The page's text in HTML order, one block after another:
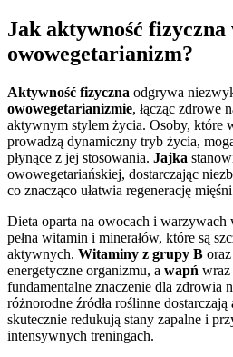
Jak aktywność fizyczna
owowegetarianizm?
Aktywność fizyczna odgrywa
owowegetarianizmie, łącząc zdrowe
aktywnym stylem życia. Osoby, które
prowadzą dynamiczny tryb życia,
płynące z jej stosowania. Jajka
owowegetariańskiej, dostarczając
co znacząco ułatwia regenerację
Dieta oparta na owocach i warzywach
pełna witamin i minerałów, które są
aktywnych. Witaminy z grupy B oraz
energetyczne organizmu, a wapń wraz
fundamentalne znaczenie dla zdrowia
różnorodne źródła roślinne dostarczają
skutecznie redukują stany zapalne i
intensywnych treningach.